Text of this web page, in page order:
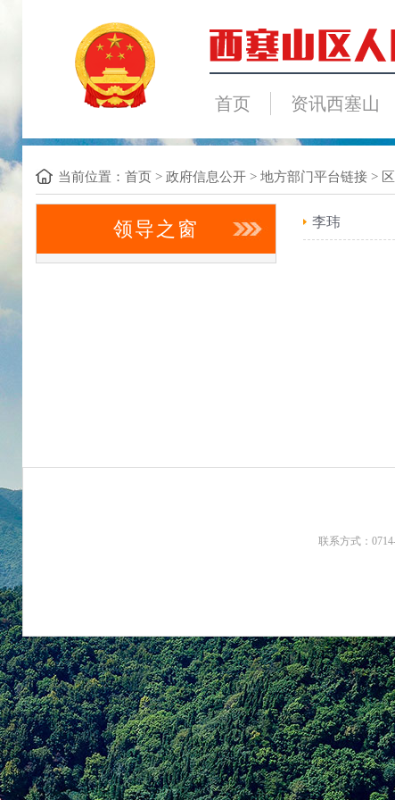
首页 资讯西塞山
当前位置： 首页> 政府信息公开> 地方部门平台链接>
领导之窗 李玮
联系方式：